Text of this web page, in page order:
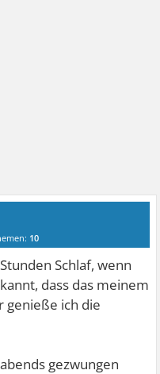
10
Schlaf, wenn
dass das meinem
genieße ich die
gezwungen